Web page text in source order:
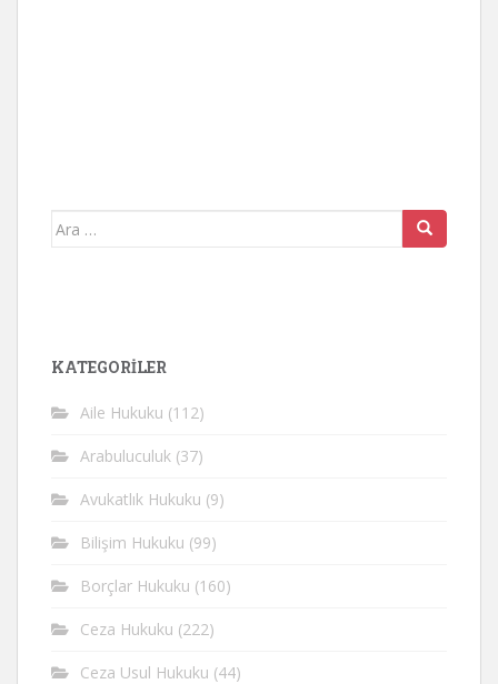
Arama
KATEGORİLER
Aile Hukuku (112)
Arabuluculuk (37)
Avukatlık Hukuku (9)
Bilişim Hukuku (99)
Borçlar Hukuku (160)
Ceza Hukuku (222)
Ceza Usul Hukuku (44)